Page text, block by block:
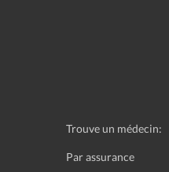
Trouve un médecin:
Par assurance